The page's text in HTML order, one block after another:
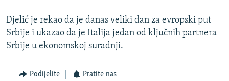
TV LIBERTY
POST SCRIPTUM
TRI DECENIJE OD RATA U BIH
Sve RFE/RL stranice
Djelić je rekao da je danas veliki dan za evropski put
Srbije i ukazao da je Italija jedan od ključnih partnera
Srbije u ekonomskoj suradnji.
Podijelite Pratite nas